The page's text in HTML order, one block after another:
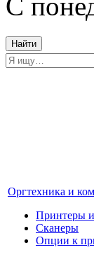
Найти
Оргтехника и
Принтеры
Сканеры
Опции к